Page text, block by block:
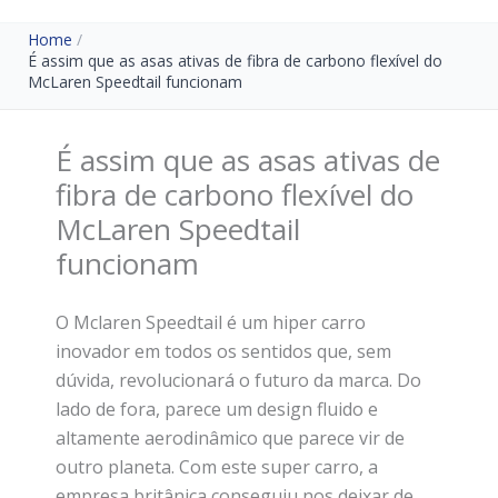
Home
É assim que as asas ativas de fibra de carbono flexível do
McLaren Speedtail funcionam
É assim que as asas ativas de
fibra de carbono flexível do
McLaren Speedtail
funcionam
O Mclaren Speedtail é um hiper carro
inovador em todos os sentidos que, sem
dúvida, revolucionará o futuro da marca. Do
lado de fora, parece um design fluido e
altamente aerodinâmico que parece vir de
outro planeta. Com este super carro, a